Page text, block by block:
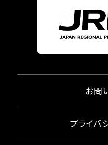
お問
プライバ